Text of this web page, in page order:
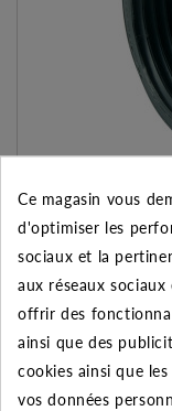
AJOUTER
Ajouter à mes
Ce magasin vous
d'optimiser les
sociaux et la
aux réseaux
offrir des
ainsi que des
cookies ainsi que
vos données